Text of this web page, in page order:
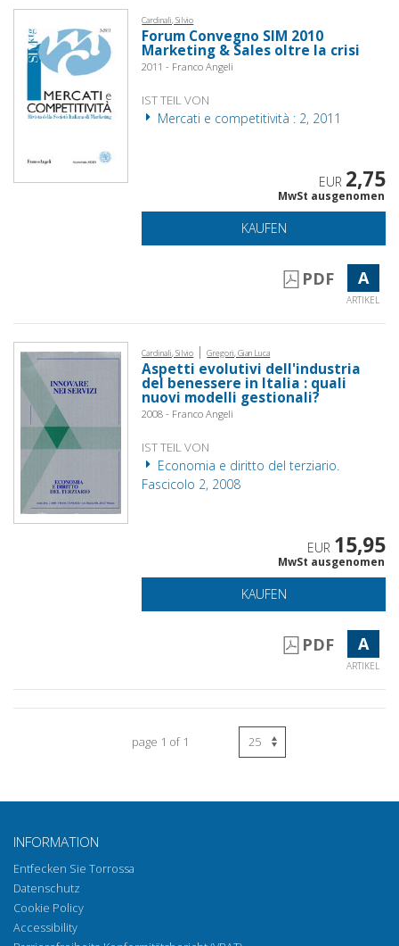
Cardinali, Silvio
Forum Convegno SIM 2010
Marketing & Sales oltre la crisi
2011 - Franco Angeli
IST TEIL VON
Mercati e competitività : 2, 2011
EUR 2,75
MwSt ausgenomen
KAUFEN
PDF A
ARTIKEL
Cardinali, Silvio | Gregori, Gian Luca
Aspetti evolutivi dell'industria
del benessere in Italia : quali
nuovi modelli gestionali?
2008 - Franco Angeli
IST TEIL VON
Economia e diritto del terziario.
Fascicolo 2, 2008
EUR 15,95
MwSt ausgenomen
KAUFEN
PDF A
ARTIKEL
page 1 of 1
INFORMATION
Entfecken Sie Torrossa
Datenschutz
Cookie Policy
Accessibility